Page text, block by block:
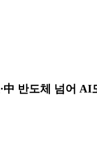
반도체 넘어 AI